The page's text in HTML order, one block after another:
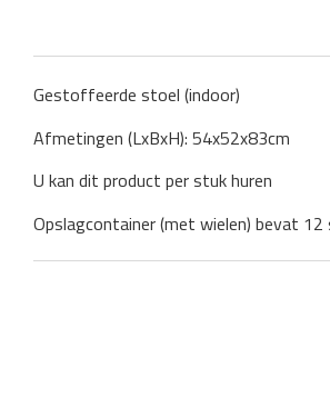
Gestoffeerde stoel (indoor)
Afmetingen (LxBxH): 54x52x83cm
U kan dit product per stuk huren
Opslagcontainer (met wielen) bevat 12